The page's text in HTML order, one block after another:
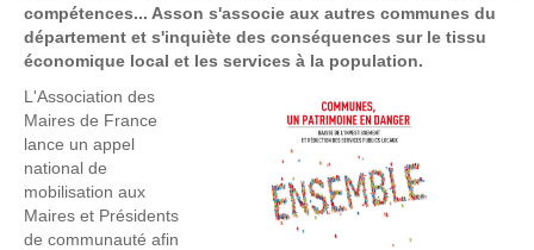
compétences... Asson s'associe aux autres communes du
département et s'inquiète des conséquences sur le tissu
économique local et les services à la population.
L'Association des
Maires de France
lance un appel
national de
mobilisation aux
Maires et Présidents
de communauté afin